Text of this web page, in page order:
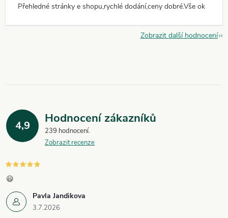
Přehledné stránky e shopu,rychlé dodání,ceny dobré.Vše ok
Zobrazit další hodnocení
4,9 Hodnocení zákazníků
239 hodnocení
Zobrazit recenze
Pavla Jandikova
3.7.2026
😃